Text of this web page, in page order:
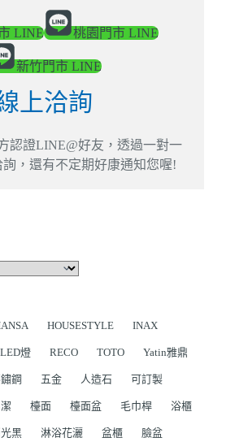
LINE 桃園門市 LINE
新竹門市 LINE
上洽詢
認證LINE@好友，透過一對一
，還有不定期好康通知您喔!
HOUSESTYLE INAX
LED燈 RECO TOTO Yatin雅鼎
鋼 五金 人造石 可訂製
檯面 檯面盆 毛巾桿 浴櫃
黑 淋浴花灑 盆櫃 臉盆